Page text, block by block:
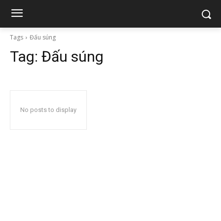
Tags Đấu súng
Tag: Đấu súng
No posts to display